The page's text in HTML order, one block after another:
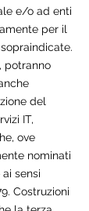
e/o ad enti
per il
potranno
del
IT,
ove
nominati
sensi
Costruzioni